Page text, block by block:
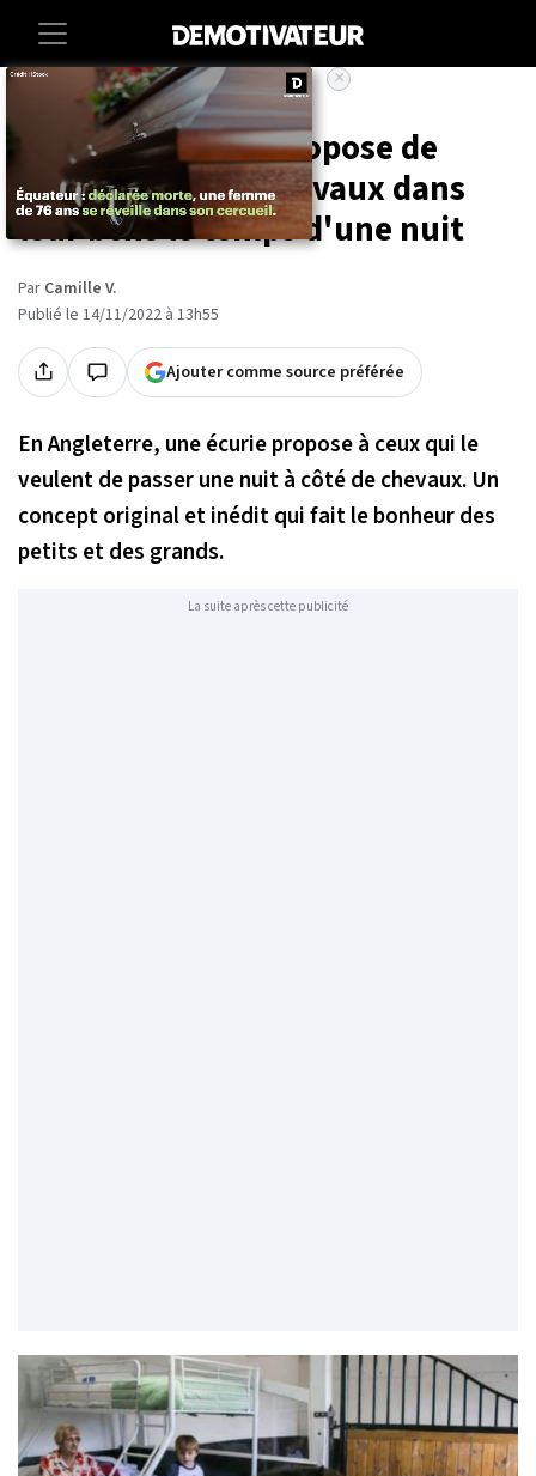
Animaux
Une écurie vous propose de
dormir avec les chevaux dans
leur boxe le temps d'une nuit
Par Camille V.
Publié le 14/11/2022 à 13h55
Ajouter comme source préférée
En Angleterre, une écurie propose à ceux qui le
veulent de passer une nuit à côté de chevaux. Un
concept original et inédit qui fait le bonheur des
petits et des grands.
La suite après cette publicité
×